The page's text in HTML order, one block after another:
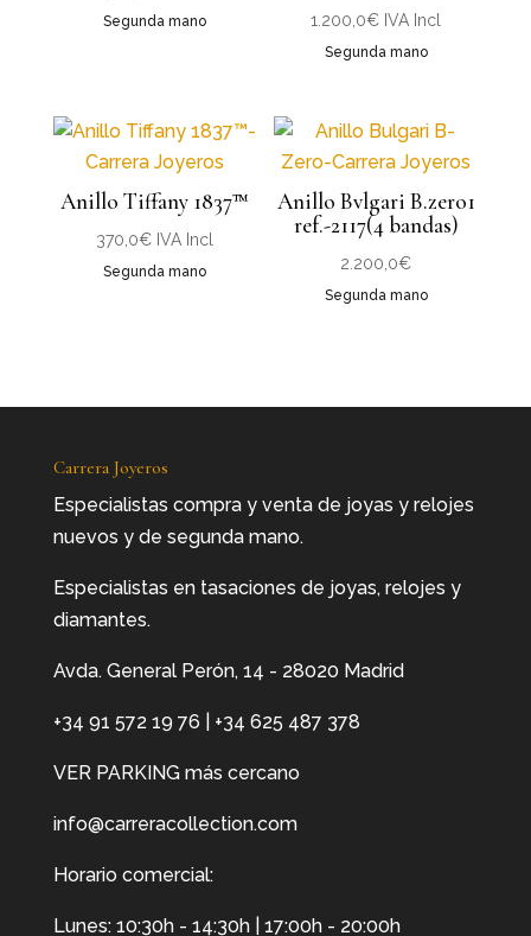
Segunda mano 1.200,0€ IVA Incl
Segunda mano
Anillo Tiffany 1837™
370,0€ IVA Incl
Segunda mano
Anillo Bvlgari B.zero1
ref.-2117(4 bandas)
2.200,0€
Segunda mano
Carrera Joyeros
Especialistas compra y venta de joyas y relojes
nuevos y de segunda mano.
Especialistas en tasaciones de joyas, relojes y
diamantes.
Avda. General Perón, 14 - 28020 Madrid
+34 91 572 19 76 +34 625 487 378
VER PARKING más cercano
info@carreracollection.com
Horario comercial:
Lunes: 10:30h - 14:30h | 17:00h - 20:00h